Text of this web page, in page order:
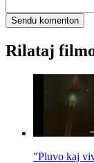
Rilataj
"Pluvo kaj